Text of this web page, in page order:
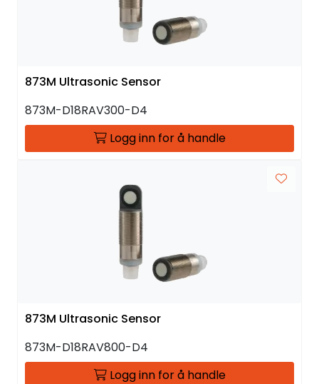
873M Ultrasonic Sensor
873M-D18RAV300-D4
Logg inn for å handle
873M Ultrasonic Sensor
873M-D18RAV800-D4
Logg inn for å handle